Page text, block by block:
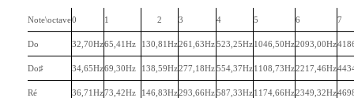
Note\octave0 1 2 3 4 5 6 7
Do 32,70Hz65,41Hz 130,81Hz261,63Hz523,25Hz1046,50Hz2093,00Hz
Do♯ 34,65Hz69,30Hz 138,59Hz277,18Hz554,37Hz1108,73Hz2217,46Hz
Ré 36,71Hz73,42Hz 146,83Hz293,66Hz587,33Hz1174,66Hz2349,32Hz